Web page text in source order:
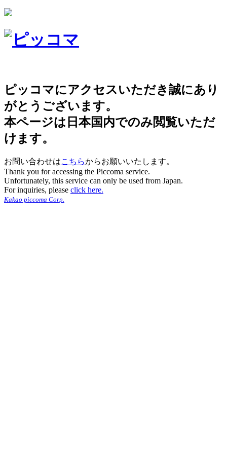
ピッコマにアクセスいただき誠にあり
がとうございます。
本ページは日本国内でのみ閲覧いただ
けます。
お問い合わせはこちらからお願いいたします。
Thank you for accessing the Piccoma service.
Unfortunately, this service can only be used from Japan.
For inquiries, please click here.
Kakao piccoma Corp.